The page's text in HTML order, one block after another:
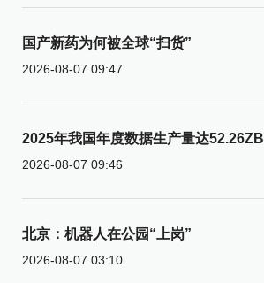
国产新药为何被全球“扫货”
2026-08-07 09:47
2025年我国年度数据生产量达52.26ZB
2026-08-07 09:46
北京：机器人在公园“上岗”
2026-08-07 03:10